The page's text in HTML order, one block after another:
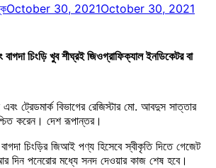
October 30, 2021October 30, 2021
চিংড়ি খুব শীঘ্রই জিওগ্রাফিক্যাল ইনডিকেটর বা
এবং ট্রেডমার্ক বিভাগের রেজিস্টার মো. আবদুস সাত্তার
করেন। দেশ রূপান্তর।
চিংড়ির জিআই পণ্য হিসেবে স্বীকৃতি দিতে গেজেট
দিন পনেরোর মধ্যে সনদ দেওয়ার কাজ শেষ হবে।